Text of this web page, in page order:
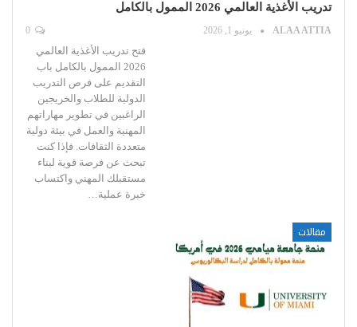
تدريب الأغذية العالمي 2026 الممول بالكامل
ALAA ATTIA يونيو 1, 2026
فتح تدريب الأغذية العالمي
2026 الممول بالكامل باب
التقديم على فرص التدريب
الدولية للطلاب والخريجين
الراغبين في تطوير مهاراتهم
المهنية والعمل في بيئة دولية
متعددة الثقافات. فإذا كنت
تبحث عن فرصة قوية لبناء
مستقبلك المهني واكتساب
خبرة عملية…
مقالات